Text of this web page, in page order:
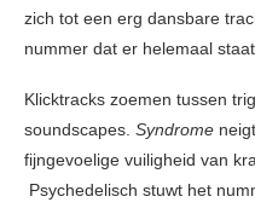
zich tot een erg dansbare
nummer dat er helemaal
Klicktracks zoemen tussen
soundscapes. Syndrome
fijngevoelige vuiligheid van
Psychedelisch stuwt het